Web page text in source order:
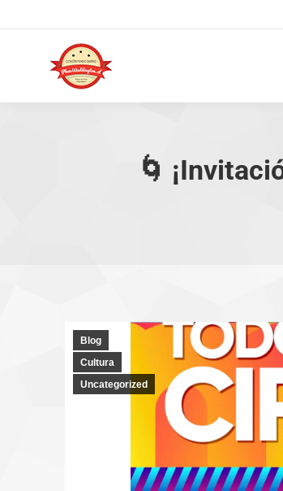
🌀
Blog
Cultura
Uncategorized